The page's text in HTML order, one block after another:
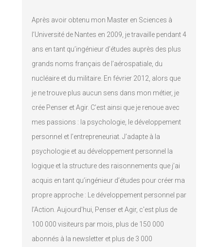
Après avoir obtenu mon Master en Sciences à
l’Université de Nantes en 2009, je travaille pendant 4
ans en tant qu’ingénieur d’études auprès des plus
grands noms français de l’aérospatiale, du
nucléaire et du militaire. En février 2012, alors que
je ne trouve plus aucun sens dans mon métier, je
crée Penser et Agir. C’est ainsi que je renoue avec
mes passions : la psychologie, le développement
personnel et l’entrepreneuriat. J’adapte à la
psychologie et au développement personnel la
logique et la structure des raisonnements que j’ai
acquis en tant qu’ingénieur d’études pour créer ma
propre approche : Le développement personnel par
l’Action. Aujourd'hui, Penser et Agir, c'est plus de
100 000 visiteurs par mois, plus de 150 000
abonnés à la newsletter et plus de 3 000